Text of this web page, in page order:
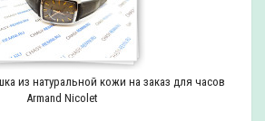
из натуральной кожи на заказ для часов
Armand Nicolet